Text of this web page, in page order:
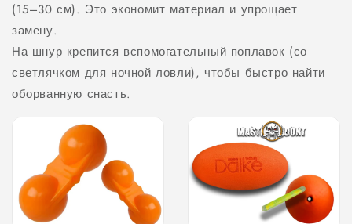
(15–30 см). Это экономит материал и упрощает
замену.
На шнур крепится вспомогательный поплавок (со
светлячком для ночной ловли), чтобы быстро найти
оборванную снасть.